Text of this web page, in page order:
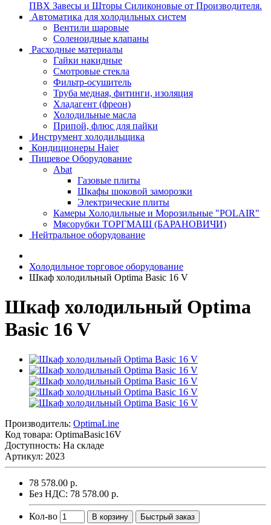
ПВХ Завесы и Шторы Силиконовые от Производителя.
Автоматика для холодильных систем
Вентили шаровые
Соленоидные клапаны
Расходные материалы
Гайки накидные
Смотровые стекла
Фильтр-осушитель
Труба медная, фитинги, изоляция
Хладагент (фреон)
Холодильные масла
Припой, флюс для пайки
Инструмент холодильщика
Кондиционеры Haier
Пищевое Оборудование
Abat
Газовые плиты
Шкафы шоковой заморозки
Электрические плиты
Камеры Холодильные и Морозильные "POLAIR"
Мясорубки ТОРГМАШ (БАРАНОВИЧИ)
Нейтральное оборудование
Холодильное торговое оборудование
Шкаф холодильный Optima Basic 16 V
Шкаф холодильный Optima
Basic 16 V
Производитель: OptimaLine
Код товара: OptimaBasic16V
Доступность: На складе
Артикул: 2023
78 578.00 р.
Без НДС: 78 578.00 р.
Кол-во В корзину Быстрый заказ